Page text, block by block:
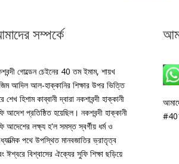
সম্পর্কে
গোল্ডেন চেইনের 40 তম ইমাম, শায়খ
আদিল আল-হাক্কানির শিক্ষার উপর ভিত্তি
শেখ হিশাম কাব্বানী দ্বারা নকশাবন্দী হাক্কানী
আদেশ প্রতিষ্ঠিত হয়েছিল। নকশবন্দী হাক্কানী
আদেশের লক্ষ্য হ'ল সমস্ত স্বর্গীয় ধর্ম ও
পথে উপস্থিত মানবজাতির ভ্রাতৃত্ব
ঈশ্বরে বিশ্বাসের ঐক্যের সুফি শিক্ষা ছড়িয়ে